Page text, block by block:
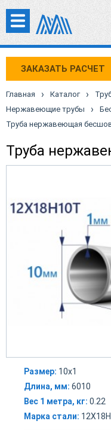
ЗАКАЗАТЬ РАСЧЕТ
Главная › Каталог ›
Нержавеющие трубы ›
Труба нержавеющая
Труба
Размер: 10х1
Длина, мм: 6010
Вес 1 метра, кг: 0.22
Марка стали: